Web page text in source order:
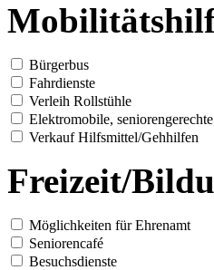
Bürgerbus
Fahrdienste
Verleih Rollstühle
Elektromobile,
Verkauf Hilfsmittel/Gehhilfen
Freizeit/
Möglichkeiten für Ehrenamt
Seniorencafé
Besuchsdienste